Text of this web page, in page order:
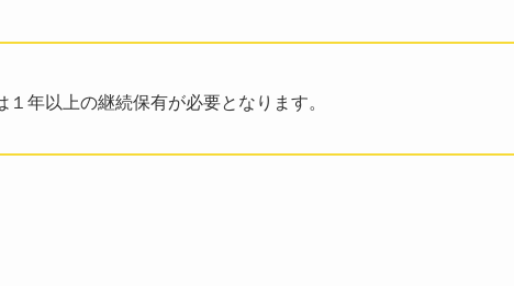
１年以上の継続保有が必要となります。